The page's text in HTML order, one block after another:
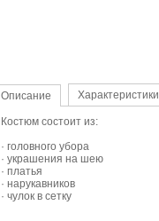
Описание Характеристики
Костюм состоит из:
· головного убора
· украшения на шею
· платья
· нарукавников
· чулок в сетку